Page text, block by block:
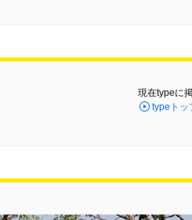
現在typeに
typeトッ